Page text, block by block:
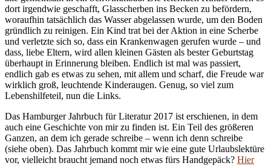
dort irgendwie geschafft, Glasscherben ins Becken zu befördern,
woraufhin tatsächlich das Wasser abgelassen wurde, um den Boden
gründlich zu reinigen. Ein Kind trat bei der Aktion in eine Scherbe
und verletzte sich so, dass ein Krankenwagen gerufen wurde – und
dass, liebe Eltern, wird allen kleinen Gästen als bester Geburtstag
überhaupt in Erinnerung bleiben. Endlich ist mal was passiert,
endlich gab es etwas zu sehen, mit allem und scharf, die Freude war
wirklich groß, leuchtende Kinderaugen. Genug, so viel zum
Lebenshilfeteil, nun die Links.
Das Hamburger Jahrbuch für Literatur 2017 ist erschienen, in dem
auch eine Geschichte von mir zu finden ist. Ein Teil des größeren
Ganzen, an dem ich gerade schreibe – wenn ich denn schreibe
(siehe oben). Das Jahrbuch kommt mir wie eine gute Urlaubslektüre
vor, vielleicht braucht jemand noch etwas fürs Handgepäck? Hier